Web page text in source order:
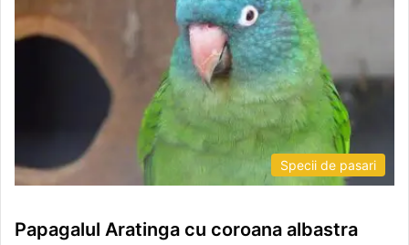
Specii de pasari
Papagalul Aratinga cu coroana albastra